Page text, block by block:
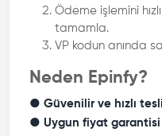
Ödeme işlemini
tamamla.
VP kodun anında
Neden Epinfy?
● Güvenilir ve hızlı
● Uygun fiyat garantisi